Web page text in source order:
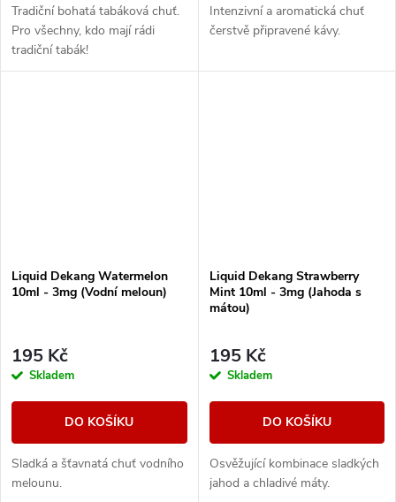
Tradiční bohatá tabáková chuť.
Pro všechny, kdo mají rádi
tradiční tabák!
Intenzivní a aromatická chuť
čerstvě připravené kávy.
Liquid Dekang Watermelon
10ml - 3mg (Vodní meloun)
195 Kč
Skladem
DO KOŠÍKU
Sladká a šťavnatá chuť vodního
melounu.
Liquid Dekang Strawberry
Mint 10ml - 3mg (Jahoda s
mátou)
195 Kč
Skladem
DO KOŠÍKU
Osvěžující kombinace sladkých
jahod a chladivé máty.